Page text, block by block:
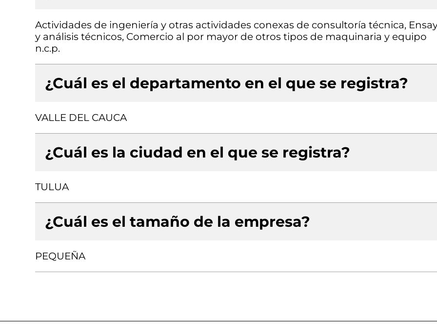
Actividades de ingeniería y otras actividades conexas de consultoría técnica,
y análisis técnicos, Comercio al por mayor de otros tipos de maquinaria y equipo
n.c.p.
¿Cuál es el departamento en el que se registra?
VALLE DEL CAUCA
¿Cuál es la ciudad en el que se registra?
TULUA
¿Cuál es el tamaño de la empresa?
PEQUEÑA